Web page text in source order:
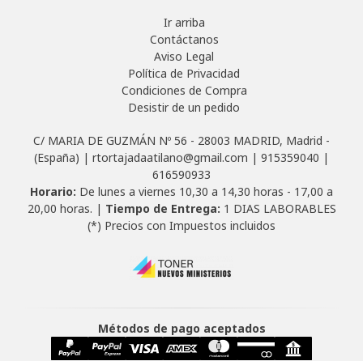
Ir arriba
Contáctanos
Aviso Legal
Política de Privacidad
Condiciones de Compra
Desistir de un pedido
C/ MARIA DE GUZMÁN Nº 56 - 28003 MADRID, Madrid -
(España) | rtortajadaatilano@gmail.com | 915359040 |
616590933
Horario: De lunes a viernes 10,30 a 14,30 horas - 17,00 a
20,00 horas. | Tiempo de Entrega: 1 DIAS LABORABLES
(*) Precios con Impuestos incluidos
Métodos de pago aceptados